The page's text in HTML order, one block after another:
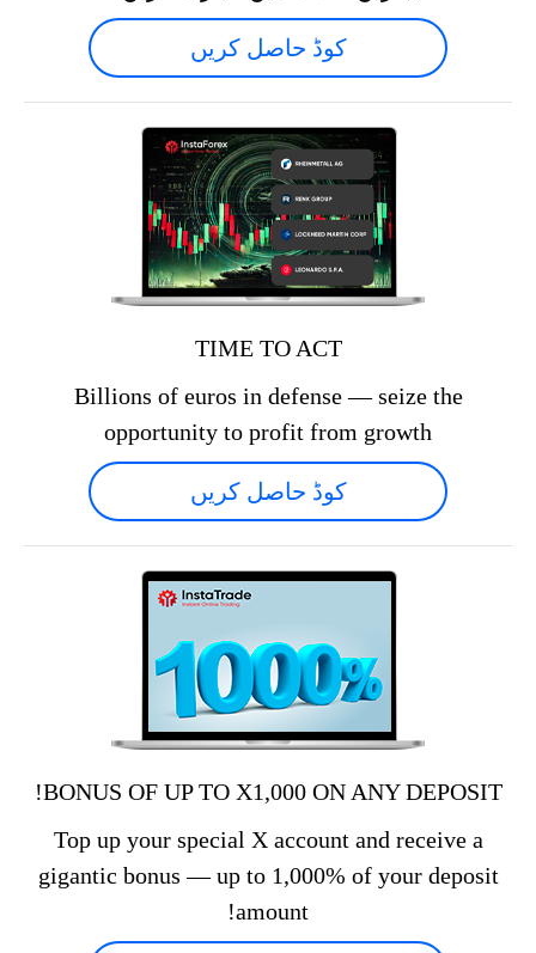
کوڈ حاصل کریں
TIME TO ACT
Billions of euros in defense — seize the
opportunity to profit from growth
کوڈ حاصل کریں
BONUS OF UP TO X1,000 ON ANY DEPOSIT!
Top up your special X account and receive a
gigantic bonus — up to 1,000% of your deposit
amount!